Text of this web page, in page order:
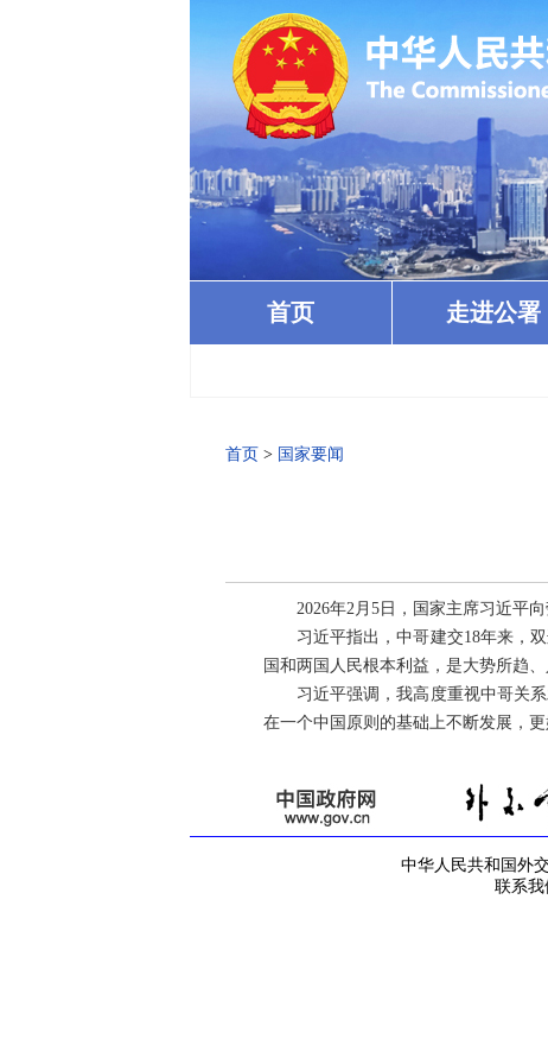
首页 走进公署
首页 > 国家要闻
2026年2月5日，国家主席习近平
习近平指出，中哥建交18年来，
国和两国人民根本利益，是大势所趋、
习近平强调，我高度重视中哥关
在一个中国原则的基础上不断发展，更
中华人民共和国外
联系我